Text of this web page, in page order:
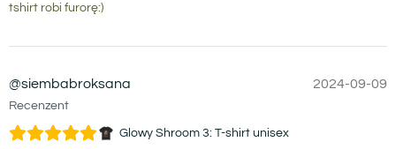
tshirt robi furorę:)
@siembabroksana
Recenzent
2024-09-09
Glowy Shroom 3: T-shirt unisex